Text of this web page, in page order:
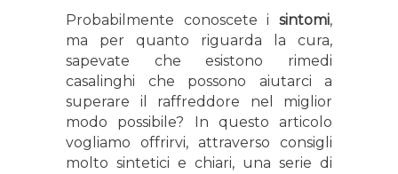
Probabilmente conoscete i sintomi,
ma per quanto riguarda la cura,
sapevate che esistono rimedi
casalinghi che possono aiutarci a
superare il raffreddore nel miglior
modo possibile? In questo articolo
vogliamo offrirvi, attraverso consigli
molto sintetici e chiari, una serie di